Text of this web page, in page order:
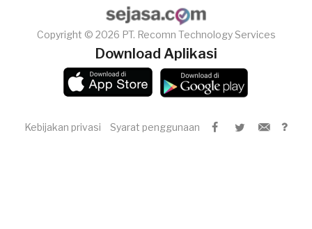
Copyright © 2026 PT. Recomn Technology Services
Download Aplikasi
Kebijakan privasi Syarat penggunaan